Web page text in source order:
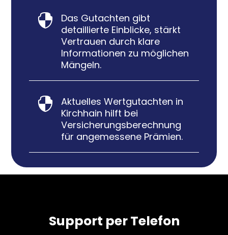

Das Gutachten gibt
detaillierte Einblicke, stärkt
Vertrauen durch klare
Informationen zu möglichen
Mängeln.

Aktuelles Wertgutachten in
Kirchhain hilft bei
Versicherungsberechnung
für angemessene Prämien.
Support per Telefon